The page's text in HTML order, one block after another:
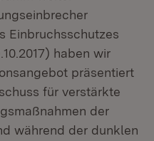
Einbruchsschutzes
haben wir
präsentiert
für verstärkte
der
während der dunklen